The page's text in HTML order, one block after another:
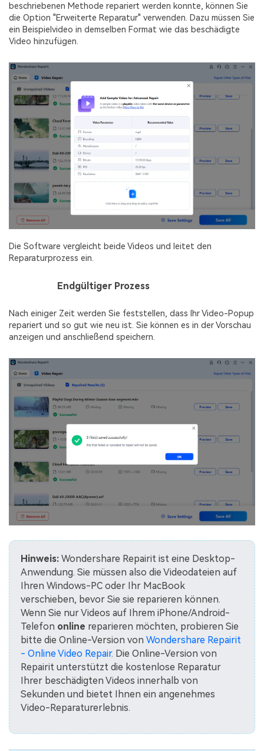
beschriebenen Methode repariert werden konnte, können Sie
die Option "Erweiterte Reparatur" verwenden. Dazu müssen Sie
ein Beispielvideo in demselben Format wie das beschädigte
Video hinzufügen.
Die Software vergleicht beide Videos und leitet den
Reparaturprozess ein.
Endgültiger Prozess
Nach einiger Zeit werden Sie feststellen, dass Ihr Video-Popup
repariert und so gut wie neu ist. Sie können es in der Vorschau
anzeigen und anschließend speichern.
Hinweis: Wondershare Repairit ist eine Desktop-
Anwendung. Sie müssen also die Videodateien auf
Ihren Windows-PC oder Ihr MacBook
verschieben, bevor Sie sie reparieren können.
Wenn Sie nur Videos auf Ihrem iPhone/Android-
Telefon online reparieren möchten, probieren Sie
bitte die Online-Version von Wondershare Repairit
- Online Video Repair. Die Online-Version von
Repairit unterstützt die kostenlose Reparatur
Ihrer beschädigten Videos innerhalb von
Sekunden und bietet Ihnen ein angenehmes
Video-Reparaturerlebnis.